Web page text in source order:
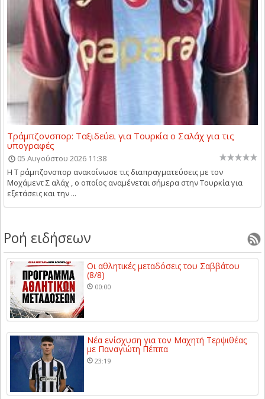
Τράμπζονσπορ: Ταξιδεύει για Τουρκία ο Σαλάχ για τις
υπογραφές
05 Αυγούστου 2026 11:38
Η Τ ράμπζονσπορ ανακοίνωσε τις διαπραγματεύσεις με τον
Μοχάμεντ Σ αλάχ , ο οποίος αναμένεται σήμερα στην Τουρκία για
εξετάσεις και την ...
Ροή ειδήσεων
Οι αθλητικές μεταδόσεις του Σαββάτου
(8/8)
00:00
Νέα ενίσχυση για τον Μαχητή Τερψιθέας
με Παναγιώτη Πέππα
23:19